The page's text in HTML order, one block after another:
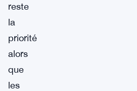
reste
la
priorité
alors
que
les